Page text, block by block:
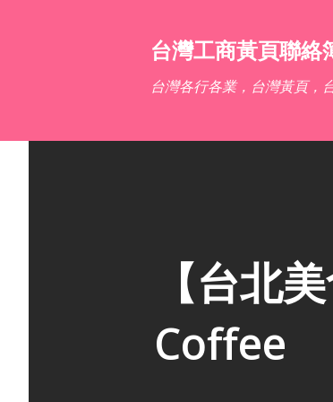
台灣工商黃頁聯絡
台灣各行各業，台灣黃頁，
【台北
Coffee